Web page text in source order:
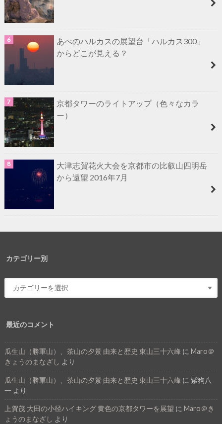
あべのハルカスの展望台「ハルカス300」
からどこが見える？
京都タワーのライトアップ（色々なカラ
ー）
大津志賀花火大会を京都市の比叡山四明岳
から遠望 2016年7月
カテゴリー別
最近のコメント
瓜生山（勝軍山）、茶山の夕景 由来と歴史 東山三十六峰 に Maro＠
きょうのまなざし より
瓜生山（勝軍山）、茶山の夕景 由来と歴史 東山三十六峰 に 紫狗八
一 より
上賀茂 大田の小径ハイキング 黄色の京都タワーを展望 に Maro＠き
ょうのまなざし より